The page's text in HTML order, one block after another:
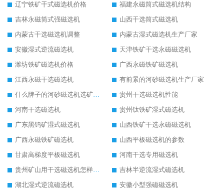
辽宁铁矿干式磁选机价格
福建永磁筒式磁选机结构
吉林永磁筒式强磁选机
山西干选筒式磁选机
内蒙古干选磁选机调整
内蒙古湿式磁选机生产厂家
安徽湿式逆流磁选机
天津铁矿干选永磁磁选机
潍坊铁矿磁选机价格
广西永磁铁矿磁选机
江西永磁干选磁选机
有前景的河砂磁选机生产厂家
什么牌子的河砂磁选机选矿效果好
贵州干选磁选机性能
河南干选磁选机
贵州钛铁矿湿式磁选机
广东黑钨矿湿式磁选机
山西铁矿干选永磁磁选机
广西永磁铁矿磁选机
山西平板磁选机的参数
甘肃高梯度平板磁选机
河南干选专用磁选机
贵州矿山用干选磁选机怎样调磁
吉林半逆流湿式磁选机
湖北湿式逆流磁选机
安徽小型强磁磁选机